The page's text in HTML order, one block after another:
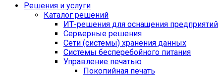
Решения и услуги
Каталог решений
ИТ-решения для оснащения предприятий
Серверные решения
Сети (системы) хранения данных
Системы бесперебойного питания
Управление печатью
Покопийная печать